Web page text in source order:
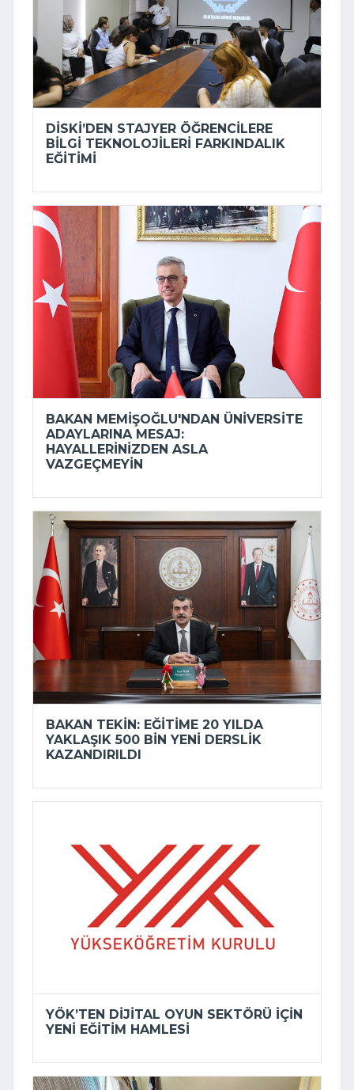
DİSKİ’DEN STAJYER ÖĞRENCILERE
BILGI TEKNOLOJILERI FARKINDALIK
EĞITIMI
BAKAN MEMIŞOĞLU'NDAN ÜNIVERSITE
ADAYLARINA MESAJ:
HAYALLERINIZDEN ASLA
VAZGEÇMEYIN
BAKAN TEKIN: EĞITIME 20 YILDA
YAKLAŞIK 500 BIN YENI DERSLIK
KAZANDIRILDI
YÖK’TEN DIJITAL OYUN SEKTÖRÜ IÇIN
YENI EĞITIM HAMLESI